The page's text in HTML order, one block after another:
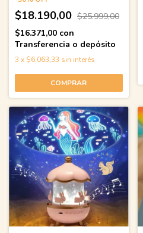
$18.190,00 $25.999,00
$16.371,00 con
Transferencia o depósito
3 x $6.063,33 sin interés
COMPRAR